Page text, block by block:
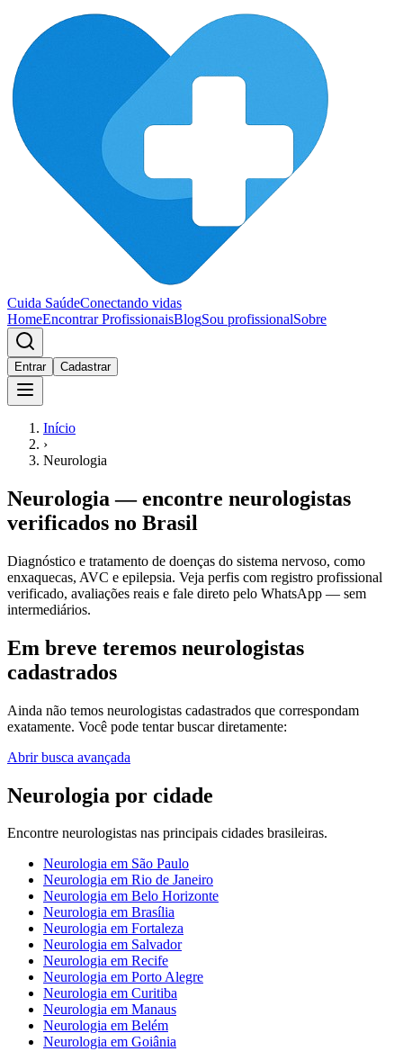
Cuida SaúdeConectando vidas
HomeEncontrar ProfissionaisBlogSou profissionalSobre
Entrar Cadastrar
Início
›
Neurologia
Neurologia — encontre neurologistas
verificados no Brasil
Diagnóstico e tratamento de doenças do sistema nervoso, como
enxaquecas, AVC e epilepsia. Veja perfis com registro profissional
verificado, avaliações reais e fale direto pelo WhatsApp — sem
intermediários.
Em breve teremos neurologistas
cadastrados
Ainda não temos neurologistas cadastrados que correspondam
exatamente. Você pode tentar buscar diretamente:
Abrir busca avançada
Neurologia por cidade
Encontre neurologistas nas principais cidades brasileiras.
Neurologia em São Paulo
Neurologia em Rio de Janeiro
Neurologia em Belo Horizonte
Neurologia em Brasília
Neurologia em Fortaleza
Neurologia em Salvador
Neurologia em Recife
Neurologia em Porto Alegre
Neurologia em Curitiba
Neurologia em Manaus
Neurologia em Belém
Neurologia em Goiânia